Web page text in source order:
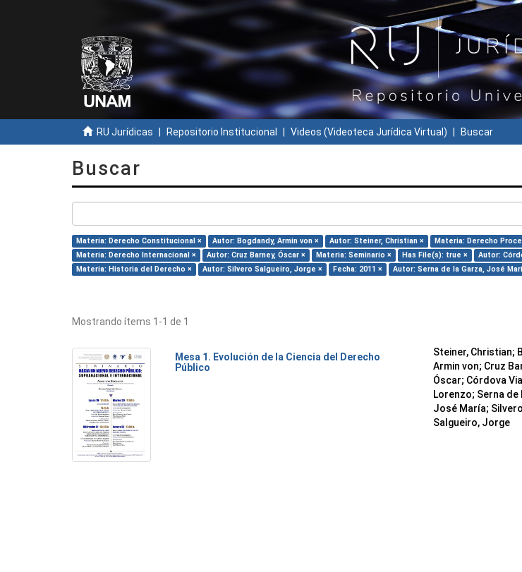
RU Jurídicas Repositorio Institucional Videos (Videoteca Jurídica Virtual) Buscar
Buscar
Materia: Derecho Constitucional × Autor: Bogdandy, Armin von × Autor: Steiner, Christian ×
Materia: Derecho
Materia: Derecho Internacional ×
Autor: Cruz Barney, Óscar × Materia: Seminario × Has File(s): true ×
Autor:
Materia: Historia del Derecho ×
Autor: Silvero Salgueiro, Jorge × Fecha: 2011 × Autor: Serna de la Garza, José
Mostrando ítems 1-1 de 1
Mesa 1. Evolución de la Ciencia del Derecho
Público
Steiner, Christian;
Armin von; Cruz
Óscar; Córdova
Lorenzo; Serna de
José María; Silvero
Salgueiro, Jorge